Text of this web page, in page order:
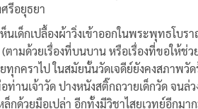
รีอยุธยา
ห็นเด็กเปลื้องผ้าวิ่งเข้าออกในพระพุทธโบ
ามด้วยเรื่องที่บนบาน หรือเรื่องที่ขอให้ช่
กคราไป ในสมัยนั้นวัดเจดีย์ยังคงสภาพวั
านเจ้าวัด ปางหนังสติ๊กถวายเด็กวัด จน
กด้วยมือเปล่า อีกทั้งมีวิชาไสยเวทย์อีกม